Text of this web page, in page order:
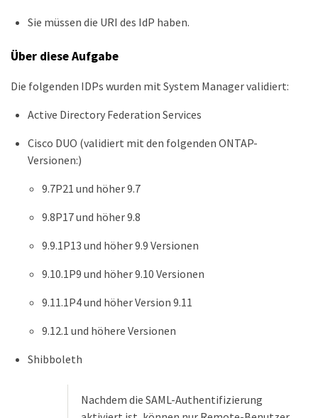
Sie müssen die URI des IdP haben.
Über diese Aufgabe
Die folgenden IDPs wurden mit System Manager validiert:
Active Directory Federation Services
Cisco DUO (validiert mit den folgenden ONTAP-
Versionen:)
9.7P21 und höher 9.7
9.8P17 und höher 9.8
9.9.1P13 und höher 9.9 Versionen
9.10.1P9 und höher 9.10 Versionen
9.11.1P4 und höher Version 9.11
9.12.1 und höhere Versionen
Shibboleth
Nachdem die SAML-Authentifizierung